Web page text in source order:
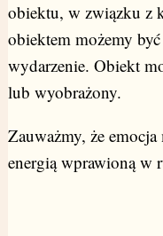
obiektu, w związku z
obiektem możemy
wydarzenie. Obiekt
lub wyobrażony.
Zauważmy, że emocja
energią wprawioną w